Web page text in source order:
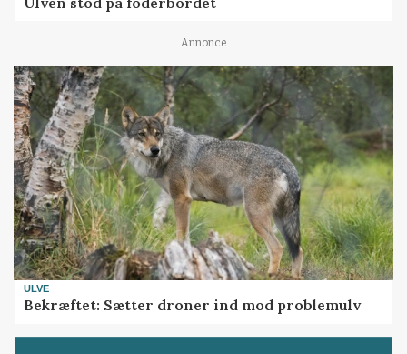
Annonce
ULVE
Bekræftet: Sætter droner ind mod problemulv